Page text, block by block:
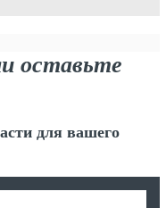
оставьте
для вашего